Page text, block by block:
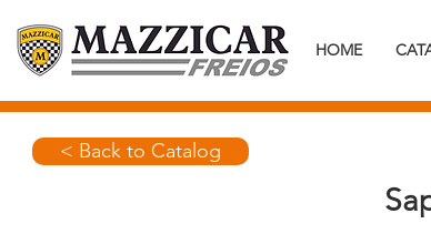
HOME
< Back to Catalog